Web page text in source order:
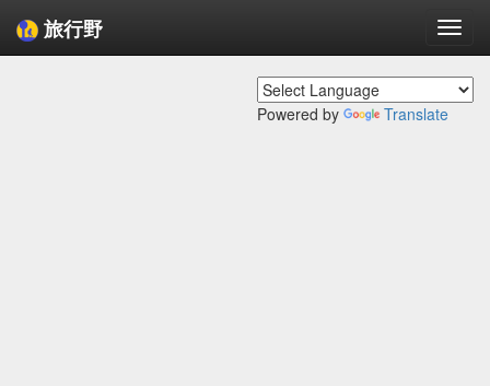
旅行野
Powered by Translate